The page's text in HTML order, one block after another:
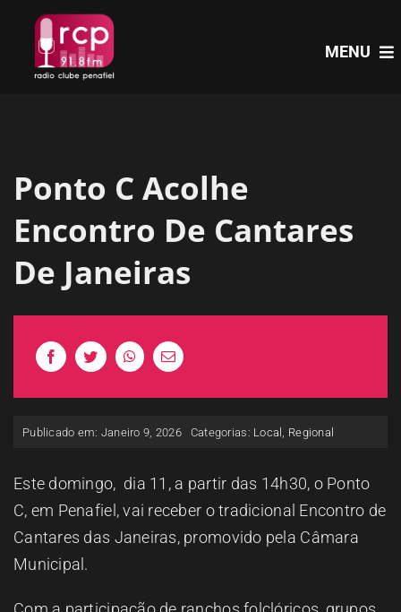
content
MENU
NOTÍCIAS
A RCP
CONTACTOS
Ponto C Acolhe
Encontro De Cantares
De Janeiras
Publicado em: Janeiro 9, 2026 Categorias: Local Regional
Este domingo, dia 11, a partir das 14h30, o Ponto
C, em Penafiel, vai receber o tradicional Encontro de
Cantares das Janeiras, promovido pela Câmara
Municipal.